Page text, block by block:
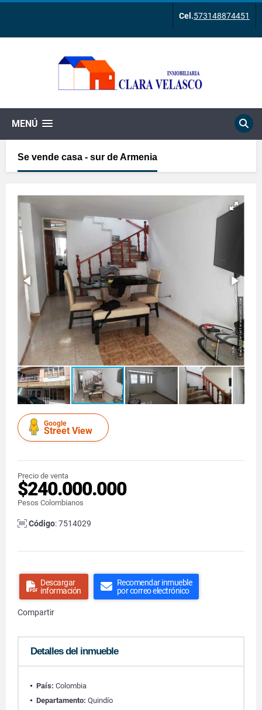
Cel.573148874451
MENÚ
Se vende casa - sur de Armenia
Google
Street View
Precio de venta
$240.000.000
Pesos Colombianos
Código: 7514029
Descargar
información
Recomendar inmueble
por correo electrónico
Compartir
Detalles del inmueble
País: Colombia
Departamento: Quindío